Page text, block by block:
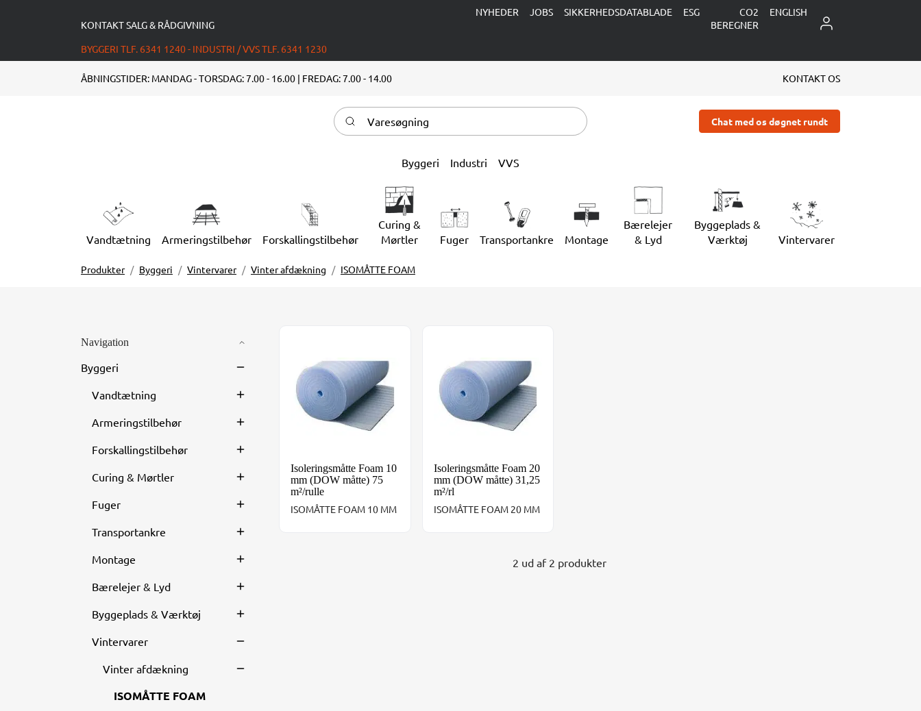
KONTAKT SALG & RÅDGIVNING
NYHEDER JOBS SIKKERHEDSDATABLADE ESG
CO2
BEREGNER
ENGLISH
LOG IND
BYGGERI TLF. 6341 1240 - INDUSTRI / VVS TLF. 6341 1230
ÅBNINGSTIDER: MANDAG - TORSDAG: 7.00 - 16.00 | FREDAG: 7.00 - 14.00 KONTAKT OS
Varesøgning
Chat med os døgnet rundt
Byggeri Industri VVS
Vandtætning Armeringstilbehør Forskallingstilbehør
Curing &
Mørtler
Fuger Transportankre Montage
Bærelejer
& Lyd
Byggeplads &
Værktøj
Vintervarer
Produkter Byggeri Vintervarer Vinter afdækning ISOMÅTTE FOAM
Navigation
Byggeri
Vandtætning
Armeringstilbehør
Forskallingstilbehør
Curing & Mørtler
Fuger
Transportankre
Montage
Bærelejer & Lyd
Byggeplads & Værktøj
Vintervarer
Vinter afdækning
ISOMÅTTE FOAM
Isoleringsmåtte Foam 10
mm (DOW måtte) 75
m²/rulle
ISOMÅTTE FOAM 10 MM
Isoleringsmåtte Foam 20
mm (DOW måtte) 31,25
m²/rl
ISOMÅTTE FOAM 20 MM
2 ud af 2 produkter